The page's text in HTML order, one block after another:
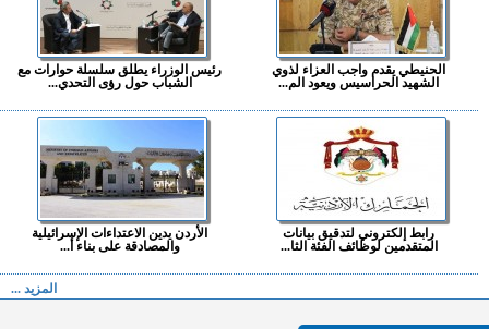
الحنيطي يقدم واجب العزاء لذوي
الشهيد الحراسيس ويعود الم...
رئيس الوزراء يطلق سلسلة حوارات مع
الشباب حول رؤى التحدي...
رابط إلكتروني لتدقيق بيانات
المتقدمين لوظائف الفئة الثا...
الأردن يدين الاعتداءات الإسرائيلية
والمصادقة على بناء أ...
المزيد ...